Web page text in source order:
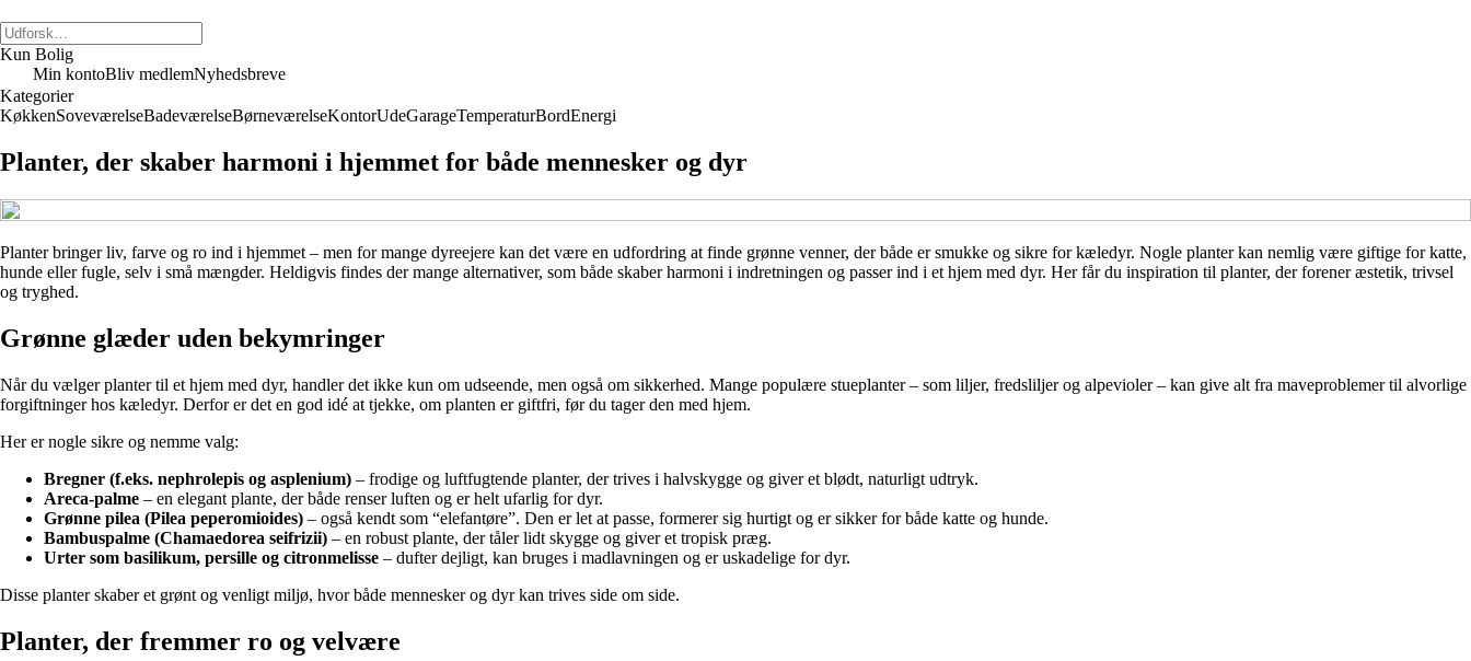
Kun Bolig
Min kontoBliv medlemNyhedsbreve
Kategorier
KøkkenSoveværelseBadeværelseBørneværelseKontorUdeGarageTemperaturBordEnergi
Planter, der skaber harmoni i hjemmet for både mennesker og dyr
Planter bringer liv, farve og ro ind i hjemmet – men for mange dyreejere kan det være en udfordring at finde grønne venner, der både er smukke og sikre for kæledyr. Nogle planter kan nemlig være giftige for katte,
hunde eller fugle, selv i små mængder. Heldigvis findes der mange alternativer, som både skaber harmoni i indretningen og passer ind i et hjem med dyr. Her får du inspiration til planter, der forener æstetik, trivsel
og tryghed.
Grønne glæder uden bekymringer
Når du vælger planter til et hjem med dyr, handler det ikke kun om udseende, men også om sikkerhed. Mange populære stueplanter – som liljer, fredsliljer og alpevioler – kan give alt fra maveproblemer til alvorlige
forgiftninger hos kæledyr. Derfor er det en god idé at tjekke, om planten er giftfri, før du tager den med hjem.
Her er nogle sikre og nemme valg:
Bregner (f.eks. nephrolepis og asplenium) – frodige og luftfugtende planter, der trives i halvskygge og giver et blødt, naturligt udtryk.
Areca-palme – en elegant plante, der både renser luften og er helt ufarlig for dyr.
Grønne pilea (Pilea peperomioides) – også kendt som “elefantøre”. Den er let at passe, formerer sig hurtigt og er sikker for både katte og hunde.
Bambuspalme (Chamaedorea seifrizii) – en robust plante, der tåler lidt skygge og giver et tropisk præg.
Urter som basilikum, persille og citronmelisse – dufter dejligt, kan bruges i madlavningen og er uskadelige for dyr.
Disse planter skaber et grønt og venligt miljø, hvor både mennesker og dyr kan trives side om side.
Planter, der fremmer ro og velvære